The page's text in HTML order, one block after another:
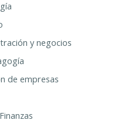
y negocios
de empresas